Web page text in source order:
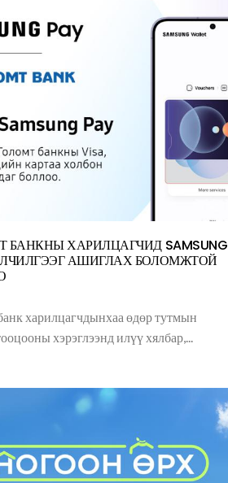
БАНКНЫ ХАРИЛЦАГЧИД SAMSUNG
АШИГЛАХ БОЛОМЖТОЙ
харилцагчдынхаа өдөр тутмын
хэрэглээнд илүү хялбар,...